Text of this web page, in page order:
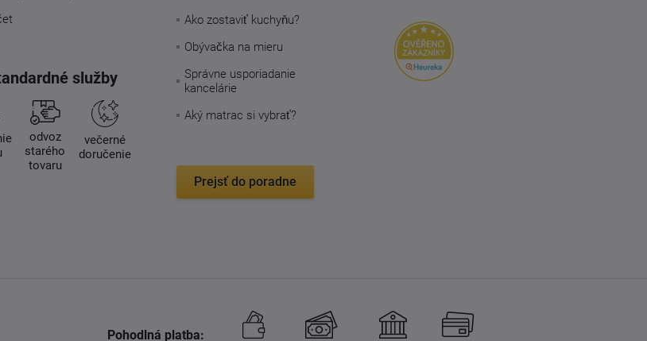
služby
odvoz
starého
tovaru
večerné
doručenie
Ako zostaviť kuchyňu?
Obývačka na mieru
Správne usporiadanie
kancelárie
Aký matrac si vybrať?
Prejsť do poradne
Pohodlná platba: